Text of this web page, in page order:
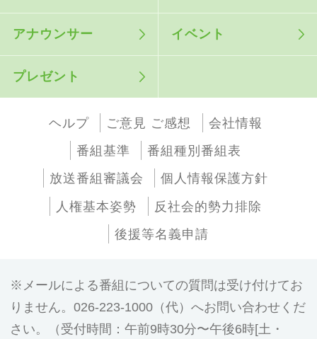
アナウンサー イベント
プレゼント
ヘルプ ご意見 ご感想
会社情報
番組基準
番組種別番組表
放送番組審議会
個人情報保護方針
人権基本姿勢
反社会的勢力排除
後援等名義申請
メールによる番組についての質問は受け付けてお
りません。026-223-1000（代）へお問い合わせくだ
さい。（受付時間：午前9時30分〜午後6時[土・